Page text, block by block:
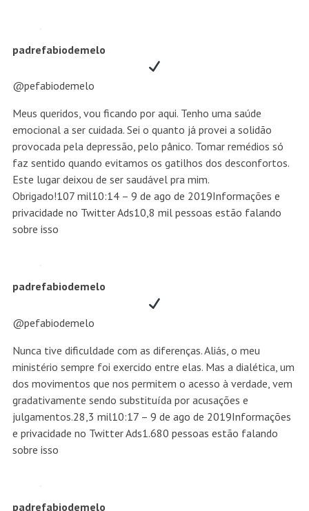
padrefabiodemelo
@pefabiodemelo
Meus queridos, vou ficando por aqui. Tenho uma saúde
emocional a ser cuidada. Sei o quanto já provei a solidão
provocada pela depressão, pelo pânico. Tomar remédios só
faz sentido quando evitamos os gatilhos dos desconfortos.
Este lugar deixou de ser saudável pra mim.
Obrigado!107 mil10:14 – 9 de ago de 2019Informações e
privacidade no Twitter Ads10,8 mil pessoas estão falando
sobre isso
padrefabiodemelo
@pefabiodemelo
Nunca tive dificuldade com as diferenças. Aliás, o meu
ministério sempre foi exercido entre elas. Mas a dialética, um
dos movimentos que nos permitem o acesso à verdade, vem
gradativamente sendo substituída por acusações e
julgamentos.28,3 mil10:17 – 9 de ago de 2019Informações
e privacidade no Twitter Ads1.680 pessoas estão falando
sobre isso
padrefabiodemelo